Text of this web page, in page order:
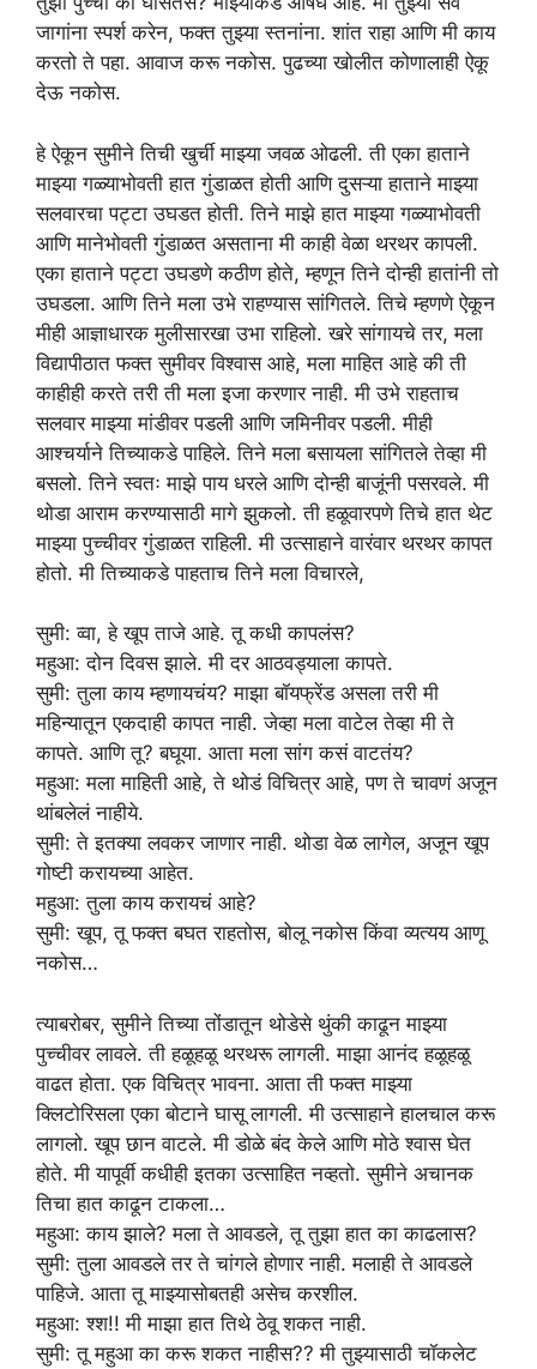
जागांना स्पर्श करेन, फक्त तुझ्या स्तनांना. शांत राहा आणि मी काय
करतो ते पहा. आवाज करू नकोस. पुढच्या खोलीत कोणालाही ऐकू
देऊ नकोस.
हे ऐकून सुमीने तिची खुर्ची माझ्या जवळ ओढली. ती एका हाताने
माझ्या गळ्याभोवती हात गुंडाळत होती आणि दुसऱ्या हाताने माझ्या
सलवारचा पट्टा उघडत होती. तिने माझे हात माझ्या गळ्याभोवती
आणि मानेभोवती गुंडाळत असताना मी काही वेळा थरथर कापली.
एका हाताने पट्टा उघडणे कठीण होते, म्हणून तिने दोन्ही हातांनी तो
उघडला. आणि तिने मला उभे राहण्यास सांगितले. तिचे म्हणणे ऐकून
मीही आज्ञाधारक मुलीसारखा उभा राहिलो. खरे सांगायचे तर, मला
विद्यापीठात फक्त सुमीवर विश्वास आहे, मला माहित आहे की ती
काहीही करते तरी ती मला इजा करणार नाही. मी उभे राहताच
सलवार माझ्या मांडीवर पडली आणि जमिनीवर पडली. मीही
आश्चर्याने तिच्याकडे पाहिले. तिने मला बसायला सांगितले तेव्हा मी
बसलो. तिने स्वतः माझे पाय धरले आणि दोन्ही बाजूंनी पसरवले. मी
थोडा आराम करण्यासाठी मागे झुकलो. ती हळूवारपणे तिचे हात थेट
माझ्या पुच्चीवर गुंडाळत राहिली. मी उत्साहाने वारंवार थरथर कापत
होतो. मी तिच्याकडे पाहताच तिने मला विचारले,
सुमी: व्वा, हे खूप ताजे आहे. तू कधी कापलंस?
महुआ: दोन दिवस झाले. मी दर आठवड्याला कापते.
सुमी: तुला काय म्हणायचंय? माझा बॉयफ्रेंड असला तरी मी
महिन्यातून एकदाही कापत नाही. जेव्हा मला वाटेल तेव्हा मी ते
कापते. आणि तू? बघूया. आता मला सांग कसं वाटतंय?
महुआ: मला माहिती आहे, ते थोडं विचित्र आहे, पण ते चावणं अजून
थांबलेलं नाहीये.
सुमी: ते इतक्या लवकर जाणार नाही. थोडा वेळ लागेल, अजून खूप
गोष्टी करायच्या आहेत.
महुआ: तुला काय करायचं आहे?
सुमी: खूप, तू फक्त बघत राहतोस, बोलू नकोस किंवा व्यत्यय आणू
नकोस…
त्याबरोबर, सुमीने तिच्या तोंडातून थोडेसे थुंकी काढून माझ्या
पुच्चीवर लावले. ती हळूहळू थरथरू लागली. माझा आनंद हळूहळू
वाढत होता. एक विचित्र भावना. आता ती फक्त माझ्या
क्लिटोरिसला एका बोटाने घासू लागली. मी उत्साहाने हालचाल करू
लागलो. खूप छान वाटले. मी डोळे बंद केले आणि मोठे श्वास घेत
होते. मी यापूर्वी कधीही इतका उत्साहित नव्हतो. सुमीने अचानक
तिचा हात काढून टाकला…
महुआ: काय झाले? मला ते आवडले, तू तुझा हात का काढलास?
सुमी: तुला आवडले तर ते चांगले होणार नाही. मलाही ते आवडले
पाहिजे. आता तू माझ्यासोबतही असेच करशील.
महुआ: श्श!! मी माझा हात तिथे ठेवू शकत नाही.
सुमी: तू महुआ का करू शकत नाहीस?? मी तुझ्यासाठी चॉकलेट